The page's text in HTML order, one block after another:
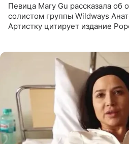
Певица Mary Gu рассказала
солистом группы Wildways
Артистку цитирует издание